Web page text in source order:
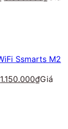
Ssmarts M2
1.150.000₫Giá